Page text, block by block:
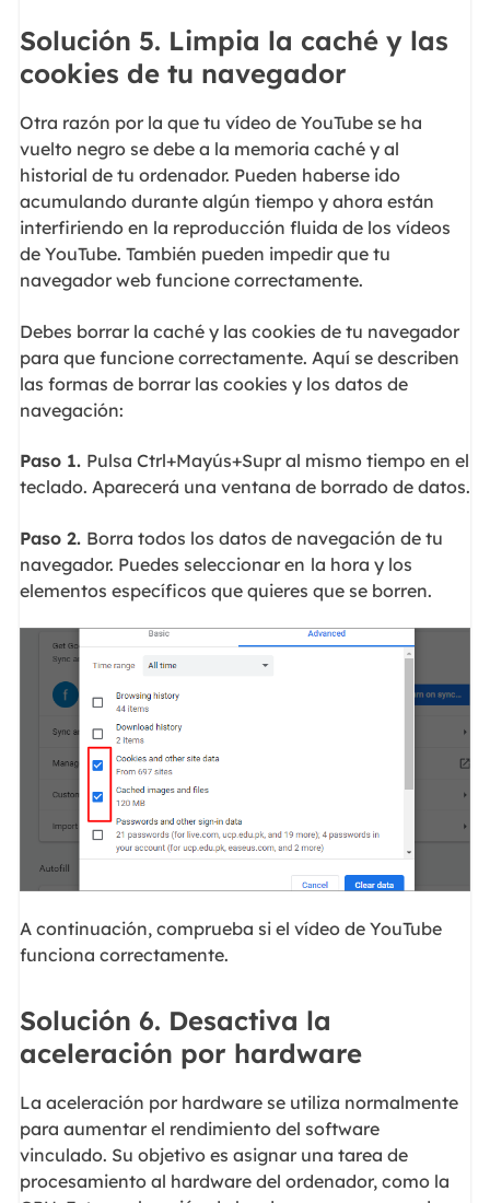
Solución 5. Limpia la caché y las
cookies de tu navegador
Otra razón por la que tu vídeo de YouTube se ha
vuelto negro se debe a la memoria caché y al
historial de tu ordenador. Pueden haberse ido
acumulando durante algún tiempo y ahora están
interfiriendo en la reproducción fluida de los vídeos
de YouTube. También pueden impedir que tu
navegador web funcione correctamente.
Debes borrar la caché y las cookies de tu navegador
para que funcione correctamente. Aquí se describen
las formas de borrar las cookies y los datos de
navegación:
Paso 1. Pulsa Ctrl+Mayús+Supr al mismo tiempo en el
teclado. Aparecerá una ventana de borrado de datos.
Paso 2. Borra todos los datos de navegación de tu
navegador. Puedes seleccionar en la hora y los
elementos específicos que quieres que se borren.
A continuación, comprueba si el vídeo de YouTube
funciona correctamente.
Solución 6. Desactiva la
aceleración por hardware
La aceleración por hardware se utiliza normalmente
para aumentar el rendimiento del software
vinculado. Su objetivo es asignar una tarea de
procesamiento al hardware del ordenador, como la